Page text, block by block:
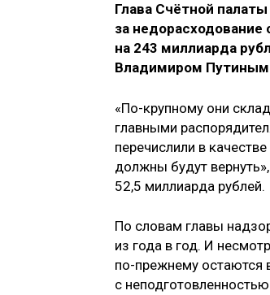
Глава Счётной
за
на 243 миллиарда
Владимиром Путиным
«По-крупному они
главными
перечислили в
должны будут
52,5 миллиарда рублей.
По словам главы
из года в год. И
по-прежнему остаются
с